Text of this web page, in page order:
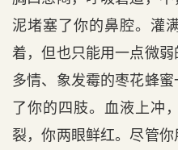
泥堵塞了你的鼻腔。灌
着，但也只能用一点微弱
多情、象发霉的枣花蜂
了你的四肢。血液上冲
裂，你两眼鲜红。尽管